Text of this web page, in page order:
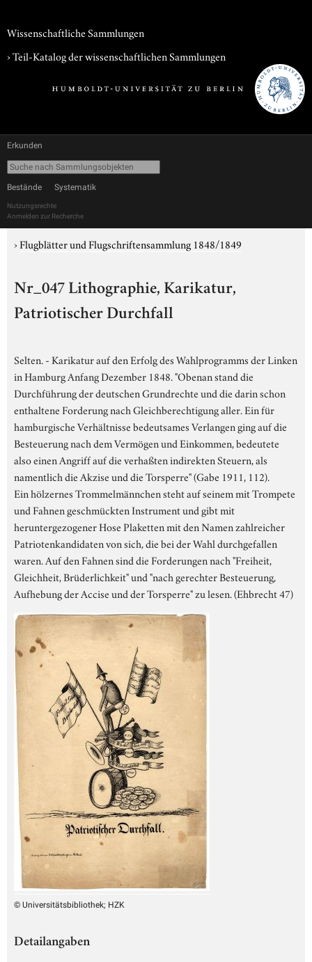
Wissenschaftliche Sammlungen
› Teil-Katalog der wissenschaftlichen Sammlungen
Erkunden
Bestände Systematik
Nutzungsrechte
Anmelden zur Recherche
›Flugblätter und Flugschriftensammlung 1848/1849
Nr_047 Lithographie, Karikatur,
Patriotischer Durchfall
Selten. - Karikatur auf den Erfolg des Wahlprogramms der Linken
in Hamburg Anfang Dezember 1848. "Obenan stand die
Durchführung der deutschen Grundrechte und die darin schon
enthaltene Forderung nach Gleichberechtigung aller. Ein für
hamburgische Verhältnisse bedeutsames Verlangen ging auf die
Besteuerung nach dem Vermögen und Einkommen, bedeutete
also einen Angriff auf die verhaßten indirekten Steuern, als
namentlich die Akzise und die Torsperre" (Gabe 1911, 112).
Ein hölzernes Trommelmännchen steht auf seinem mit Trompete
und Fahnen geschmückten Instrument und gibt mit
heruntergezogener Hose Plaketten mit den Namen zahlreicher
Patriotenkandidaten von sich, die bei der Wahl durchgefallen
waren. Auf den Fahnen sind die Forderungen nach "Freiheit,
Gleichheit, Brüderlichkeit" und "nach gerechter Besteuerung,
Aufhebung der Accise und der Torsperre" zu lesen. (Ehbrecht 47)
© Universitätsbibliothek; HZK
Detailangaben